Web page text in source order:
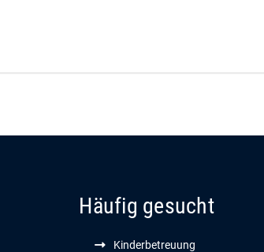
Häufig gesucht
Kinderbetreuung